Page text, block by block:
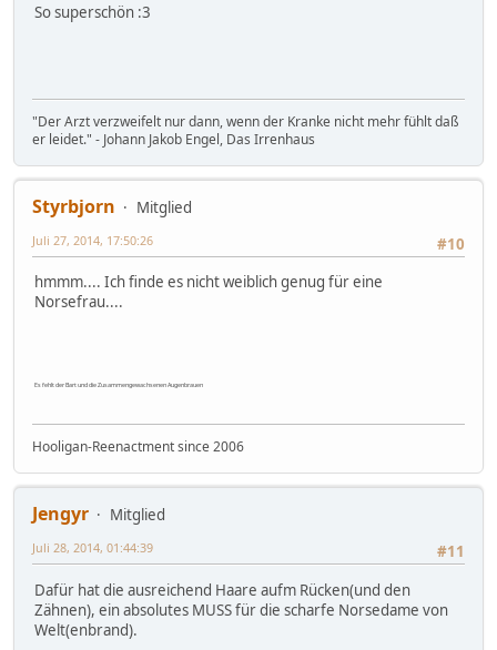
So superschön :3
"Der Arzt verzweifelt nur dann, wenn der Kranke nicht mehr fühlt daß
er leidet." - Johann Jakob Engel, Das Irrenhaus
Styrbjorn
Mitglied
#10
Juli 27, 2014, 17:50:26
hmmm.... Ich finde es nicht weiblich genug für eine
Norsefrau....
Es fehlt der Bart und die Zusammengewachsenen Augenbrauen
Hooligan-Reenactment since 2006
Jengyr
Mitglied
#11
Juli 28, 2014, 01:44:39
Dafür hat die ausreichend Haare aufm Rücken(und den
Zähnen), ein absolutes MUSS für die scharfe Norsedame von
Welt(enbrand).